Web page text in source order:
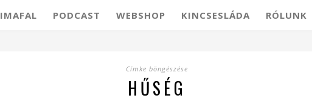
IMAFAL PODCAST WEBSHOP KINCSESLÁDA RÓLUNK
Címke böngészése
HŰSÉG